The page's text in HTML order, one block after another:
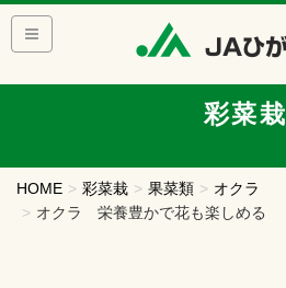
彩菜栽
HOME 彩菜栽 果菜類
オクラ
オクラ 栄養豊かで花も楽しめる